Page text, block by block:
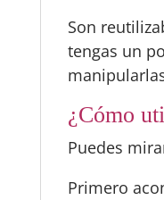
Son
tengas un
¿Cómo
Puedes
Primero